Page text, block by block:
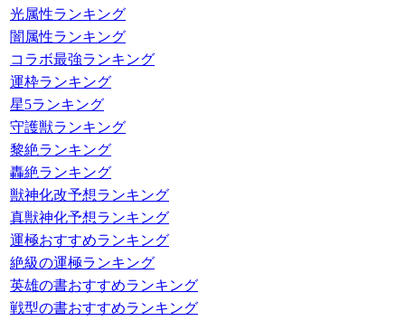
光属性ランキング
闇属性ランキング
コラボ最強ランキング
運枠ランキング
星5ランキング
守護獣ランキング
黎絶ランキング
轟絶ランキング
獣神化改予想ランキング
真獣神化予想ランキング
運極おすすめランキング
絶級の運極ランキング
英雄の書おすすめランキング
戦型の書おすすめランキング